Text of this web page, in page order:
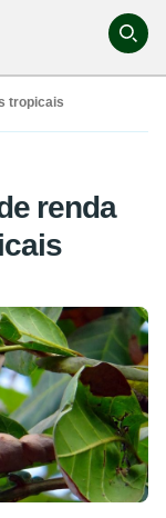
tropicais
renda